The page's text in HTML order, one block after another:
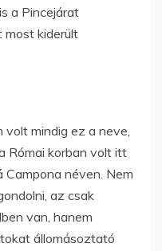
a Pincejárat
most kiderült
volt mindig ez a neve,
Római korban volt itt
Campona néven. Nem
az csak
van, hanem
állomásoztató